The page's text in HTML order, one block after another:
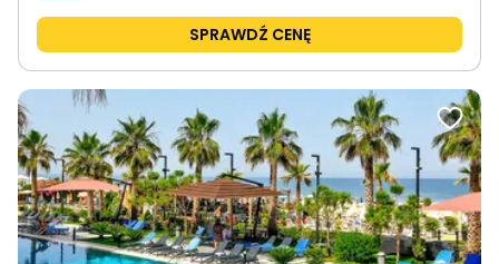
SPRAWDŹ CENĘ